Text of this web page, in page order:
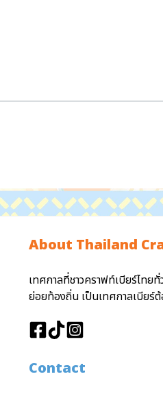
About Thailand
เทศกาลที่ชาวคราฟท์เบียร์ไทย
ย่อยท้องถิ่น เป็นเทศกาลเบียร์
Contact